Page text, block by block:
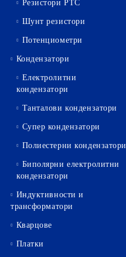
Резистори PTC
Шунт резистори
Потенциометри
Кондензатори
Електролитни
кондензатори
Танталови кондензатори
Супер кондензатори
Полиестерни кондензатори
Биполярни електролитни
кондензатори
Индуктивности и
трансформатори
Кварцове
Платки